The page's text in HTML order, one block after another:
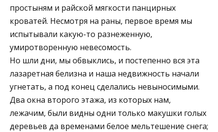
простыням и райской мягкости панцирных
кроватей. Несмотря на раны, первое время мы
испытывали какую-то разнеженную,
умиротворенную невесомость.
Но шли дни, мы обвыклись, и постепенно вся эта
лазаретная белизна и наша недвижность начали
угнетать, а под конец сделались невыносимыми.
Два окна второго этажа, из которых нам,
лежачим, были видны одни только макушки голых
деревьев да временами белое мельтешение снега;